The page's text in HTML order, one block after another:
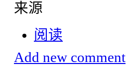
来源
阅读
Add new comment